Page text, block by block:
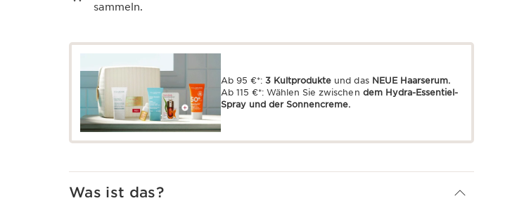
sammeln.
Ab 95 €*:3 Kultprodukte und das NEUE Haarserum.
Ab 115 €*: Wählen Sie zwischen dem Hydra-Essentiel-
Spray und der Sonnencreme.
Was ist das?